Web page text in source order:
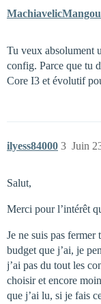
Tu veux absolument
config. Parce que tu
Core I3 et évolutif
ilyess84000 Juin
3
Salut,
Merci pour l’intérêt
Je ne suis pas
budget que j’ai, je
j’ai pas du tout les
choisir et encore
que j’ai lu, si je fais